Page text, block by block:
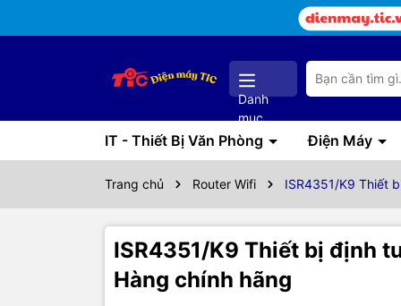
Danh
mục
IT - Thiết Bị Văn Phòng Điện Máy
Trang chủ Router Wifi ISR4351/K9 Thiết
ISR4351/K9 Thiết bị định
Hàng chính hãng